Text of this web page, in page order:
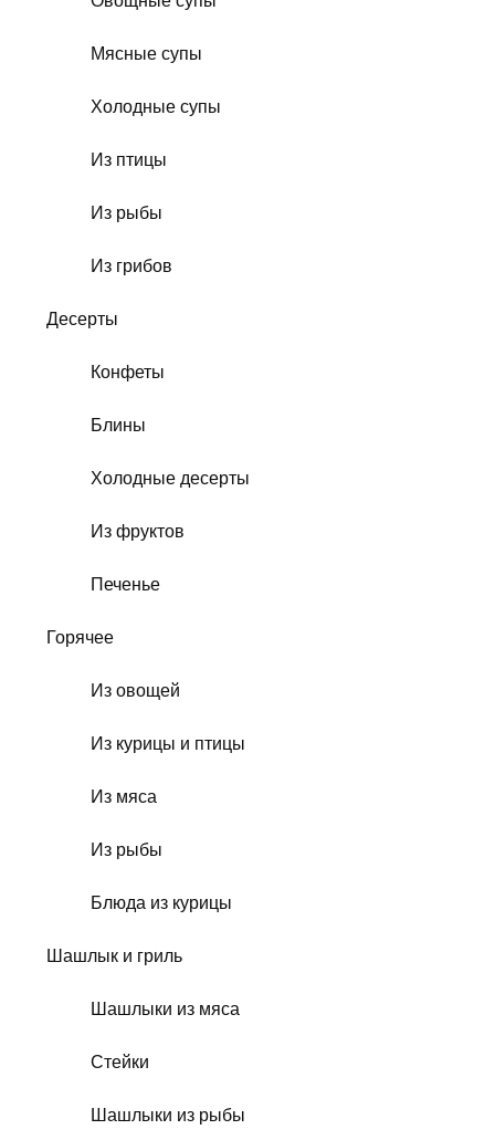
Мясные супы
Холодные супы
Из птицы
Из рыбы
Из грибов
Десерты
Конфеты
Блины
Холодные десерты
Из фруктов
Печенье
Горячее
Из овощей
Из курицы и птицы
Из мяса
Из рыбы
Блюда из курицы
Шашлык и гриль
Шашлыки из мяса
Стейки
Шашлыки из рыбы